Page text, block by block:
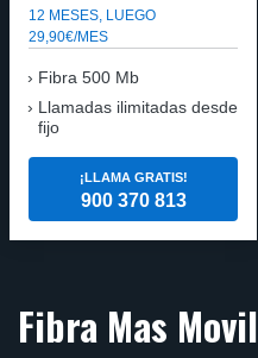
12 MESES, LUEGO
29,90€/MES
Fibra 500 Mb
Llamadas ilimitadas desde
fijo
¡LLAMA GRATIS!
900 370 813
Fibra Mas Movil